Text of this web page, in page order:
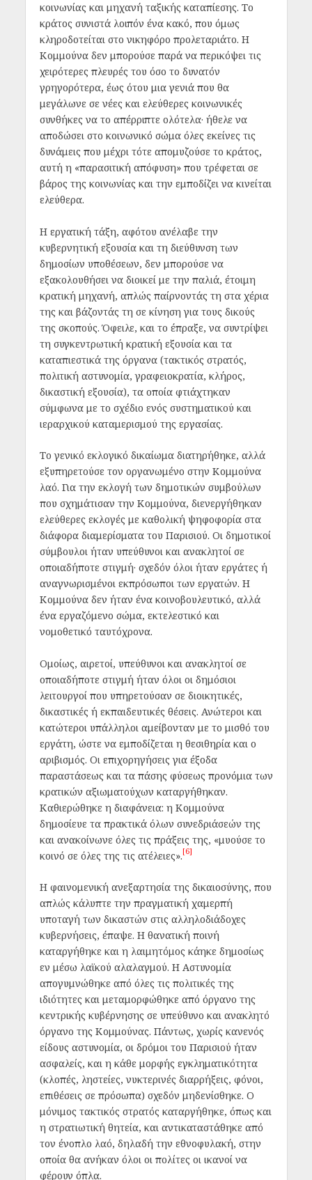
κοινωνίας και μηχανή ταξικής καταπίεσης. Το
κράτος συνιστά λοιπόν ένα κακό, που όμως
κληροδοτείται στο νικηφόρο προλεταριάτο. Η
Κομμούνα δεν μπορούσε παρά να περικόψει τις
χειρότερες πλευρές του όσο το δυνατόν
γρηγορότερα, έως ότου μια γενιά που θα
μεγάλωνε σε νέες και ελεύθερες κοινωνικές
συνθήκες να το απέρριπτε ολότελα· ήθελε να
αποδώσει στο κοινωνικό σώμα όλες εκείνες τις
δυνάμεις που μέχρι τότε απομυζούσε το κράτος,
αυτή η «παρασιτική απόφυση» που τρέφεται σε
βάρος της κοινωνίας και την εμποδίζει να κινείται
ελεύθερα.
Η εργατική τάξη, αφότου ανέλαβε την
κυβερνητική εξουσία και τη διεύθυνση των
δημοσίων υποθέσεων, δεν μπορούσε να
εξακολουθήσει να διοικεί με την παλιά, έτοιμη
κρατική μηχανή, απλώς παίρνοντάς τη στα χέρια
της και βάζοντάς τη σε κίνηση για τους δικούς
της σκοπούς. Όφειλε, και το έπραξε, να συντρίψει
τη συγκεντρωτική κρατική εξουσία και τα
καταπιεστικά της όργανα (τακτικός στρατός,
πολιτική αστυνομία, γραφειοκρατία, κλήρος,
δικαστική εξουσία), τα οποία φτιάχτηκαν
σύμφωνα με το σχέδιο ενός συστηματικού και
ιεραρχικού καταμερισμού της εργασίας.
Το γενικό εκλογικό δικαίωμα διατηρήθηκε, αλλά
εξυπηρετούσε τον οργανωμένο στην Κομμούνα
λαό. Για την εκλογή των δημοτικών συμβούλων
που σχημάτισαν την Κομμούνα, διενεργήθηκαν
ελεύθερες εκλογές με καθολική ψηφοφορία στα
διάφορα διαμερίσματα του Παρισιού. Οι δημοτικοί
σύμβουλοι ήταν υπεύθυνοι και ανακλητοί σε
οποιαδήποτε στιγμή· σχεδόν όλοι ήταν εργάτες ή
αναγνωρισμένοι εκπρόσωποι των εργατών. Η
Κομμούνα δεν ήταν ένα κοινοβουλευτικό, αλλά
ένα εργαζόμενο σώμα, εκτελεστικό και
νομοθετικό ταυτόχρονα.
Ομοίως, αιρετοί, υπεύθυνοι και ανακλητοί σε
οποιαδήποτε στιγμή ήταν όλοι οι δημόσιοι
λειτουργοί που υπηρετούσαν σε διοικητικές,
δικαστικές ή εκπαιδευτικές θέσεις. Ανώτεροι και
κατώτεροι υπάλληλοι αμείβονταν με το μισθό του
εργάτη, ώστε να εμποδίζεται η θεσιθηρία και ο
αριβισμός. Οι επιχορηγήσεις για έξοδα
παραστάσεως και τα πάσης φύσεως προνόμια των
κρατικών αξιωματούχων καταργήθηκαν.
Καθιερώθηκε η διαφάνεια: η Κομμούνα
δημοσίευε τα πρακτικά όλων συνεδριάσεών της
και ανακοίνωνε όλες τις πράξεις της, «μυούσε το
κοινό σε όλες της τις ατέλειες».[6]
Η φαινομενική ανεξαρτησία της δικαιοσύνης, που
απλώς κάλυπτε την πραγματική χαμερπή
υποταγή των δικαστών στις αλληλοδιάδοχες
κυβερνήσεις, έπαψε. Η θανατική ποινή
καταργήθηκε και η λαιμητόμος κάηκε δημοσίως
εν μέσω λαϊκού αλαλαγμού. Η Αστυνομία
απογυμνώθηκε από όλες τις πολιτικές της
ιδιότητες και μεταμορφώθηκε από όργανο της
κεντρικής κυβέρνησης σε υπεύθυνο και ανακλητό
όργανο της Κομμούνας. Πάντως, χωρίς κανενός
είδους αστυνομία, οι δρόμοι του Παρισιού ήταν
ασφαλείς, και η κάθε μορφής εγκληματικότητα
(κλοπές, ληστείες, νυκτερινές διαρρήξεις, φόνοι,
επιθέσεις σε πρόσωπα) σχεδόν μηδενίσθηκε. Ο
μόνιμος τακτικός στρατός καταργήθηκε, όπως και
η στρατιωτική θητεία, και αντικαταστάθηκε από
τον ένοπλο λαό, δηλαδή την εθνοφυλακή, στην
οποία θα ανήκαν όλοι οι πολίτες οι ικανοί να
φέρουν όπλα.